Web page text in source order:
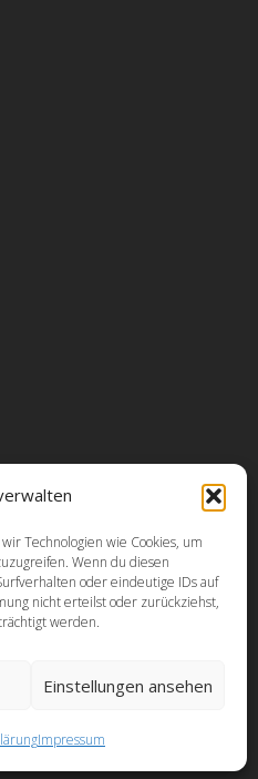
Technologien wie Cookies, um
Wenn du diesen
oder eindeutige IDs auf
nicht erteilst oder zurückziehst,
werden.
Einstellungen ansehen
Impressum